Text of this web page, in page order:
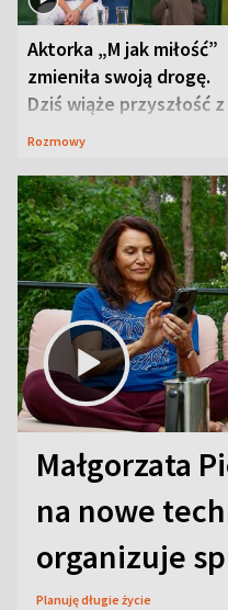
Aktorka „M jak miłość”
zmieniła swoją drogę.
Dziś wiąże przyszłość z
neurobiologią
Rozmowy
Małgorzata
na nowe
organizuje
Planuję długie życie